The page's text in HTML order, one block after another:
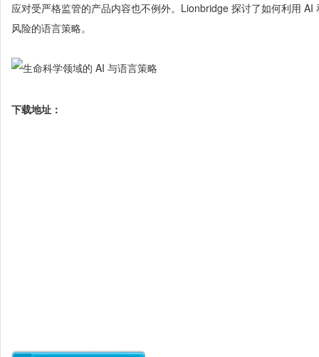
应对受严格监管的产品内容也不例外。Lionbridge 探讨了如何利用
风险的语言策略。
下载地址：